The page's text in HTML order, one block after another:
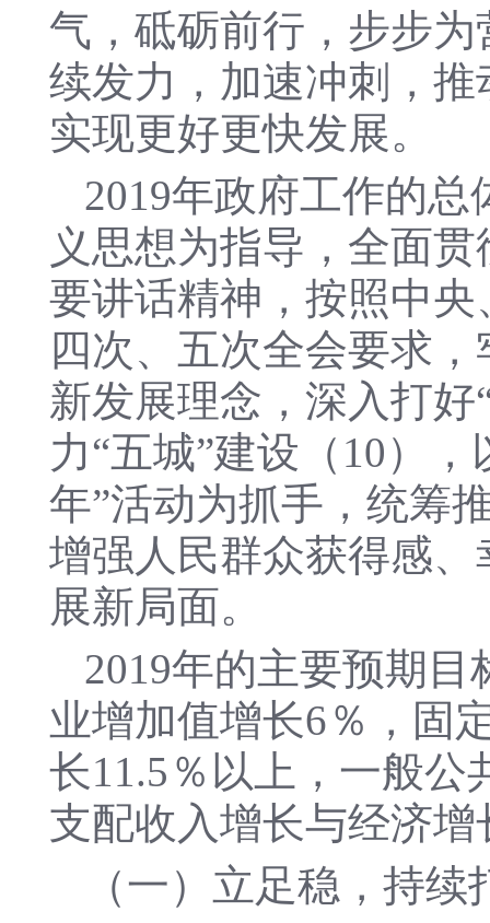
气，砥砺前行，步步
续发力，加速冲刺，
实现更好更快发展。
2019年政府工作的
义思想为指导，全面
要讲话精神，按照中
四次、五次全会要求
新发展理念，深入打好
力“五城”建设（10）
年”活动为抓手，统筹
增强人民群众获得感
展新局面。
2019年的主要预期
业增加值增长6％，固
长11.5％以上，一般公
支配收入增长与经济
（一）立足稳，持